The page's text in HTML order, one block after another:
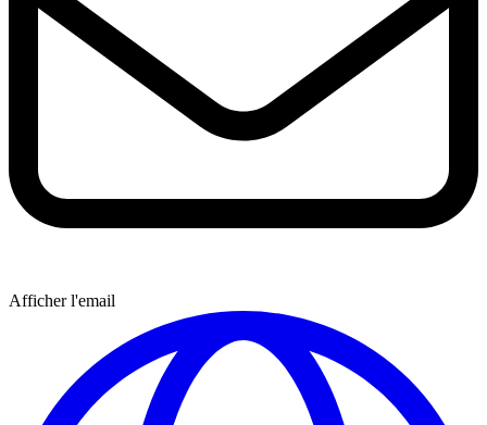
Afficher l'email